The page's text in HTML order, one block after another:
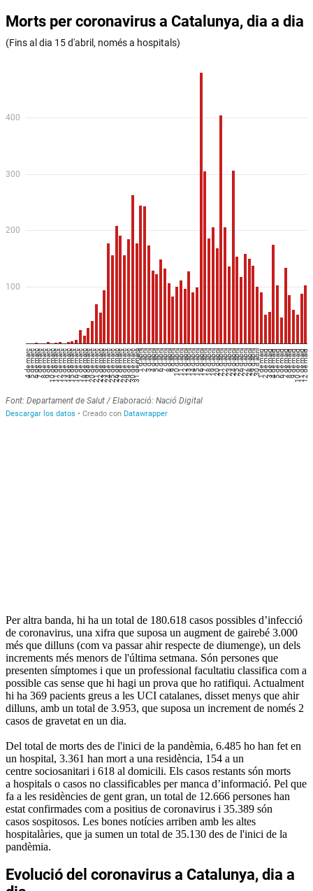
Per altra banda, hi ha un total de 180.618 casos possibles d’infecció
de coronavirus, una xifra que suposa un augment de gairebé 3.000
més que dilluns (com va passar ahir respecte de diumenge), un dels
increments més menors de l'última setmana. Són persones que
presenten símptomes i que un professional facultatiu classifica com a
possible cas sense que hi hagi un prova que ho ratifiqui. Actualment
hi ha 369 pacients greus a les UCI catalanes, disset menys que ahir
dilluns, amb un total de 3.953, que suposa un increment de només 2
casos de gravetat en un dia.
Del total de morts des de l'inici de la pandèmia, 6.485 ho han fet en
un hospital, 3.361 han mort a una residència, 154 a un
centre sociosanitari i 618 al domicili. Els casos restants són morts
a hospitals o casos no classificables per manca d’informació. Pel que
fa a les residències de gent gran, un total de 12.666 persones han
estat confirmades com a positius de coronavirus i 35.389 són
casos sospitosos. Les bones notícies arriben amb les altes
hospitalàries, que ja sumen un total de 35.130 des de l'inici de la
pandèmia.